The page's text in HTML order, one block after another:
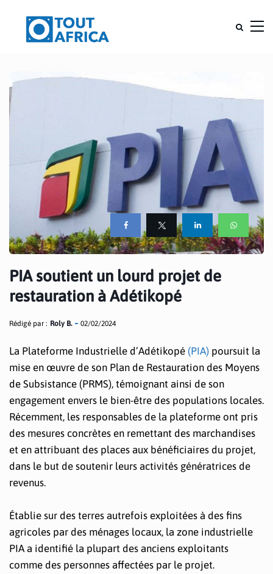
PIA soutient un lourd projet de
restauration à Adétikopé
Rédigé par : Roly B. 02/02/2024
La Plateforme Industrielle d’Adétikopé (PIA) poursuit la
mise en œuvre de son Plan de Restauration des Moyens
de Subsistance (PRMS), témoignant ainsi de son
engagement envers le bien-être des populations locales.
Récemment, les responsables de la plateforme ont pris
des mesures concrètes en remettant des marchandises
et en attribuant des places aux bénéficiaires du projet,
dans le but de soutenir leurs activités génératrices de
revenus.
Établie sur des terres autrefois exploitées à des fins
agricoles par des ménages locaux, la zone industrielle
PIA a identifié la plupart des anciens exploitants
comme des personnes affectées par le projet.